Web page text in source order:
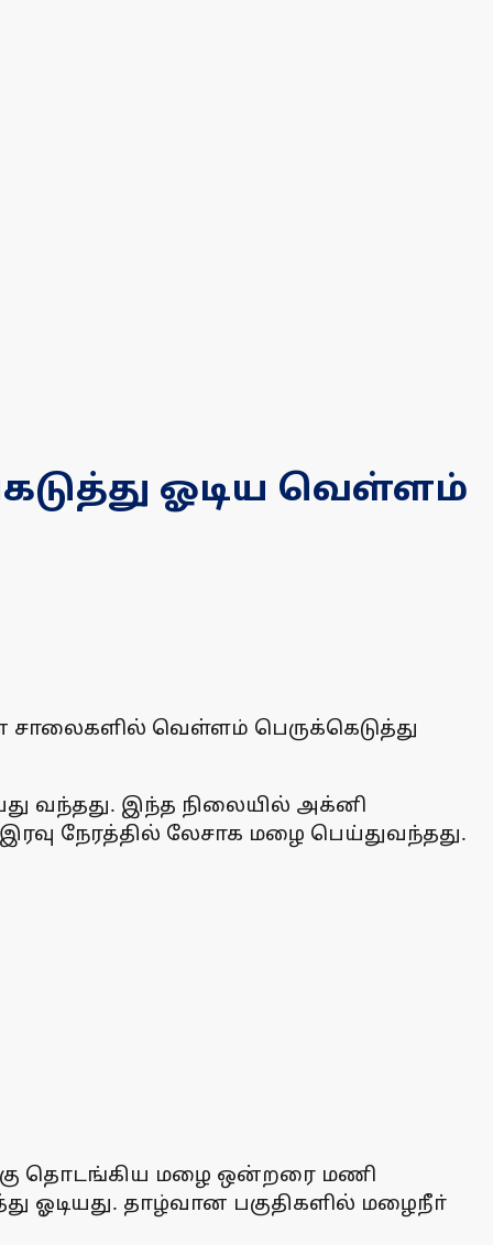
ஓடிய வெள்ளம்
சாலைகளில் வெள்ளம் பெருக்கெடுத்து
வந்தது. இந்த நிலையில் அக்னி
இரவு நேரத்தில் லேசாக மழை பெய்துவந்தது.
தொடங்கிய மழை ஒன்றரை மணி
ஓடியது. தாழ்வான பகுதிகளில் மழைநீா்